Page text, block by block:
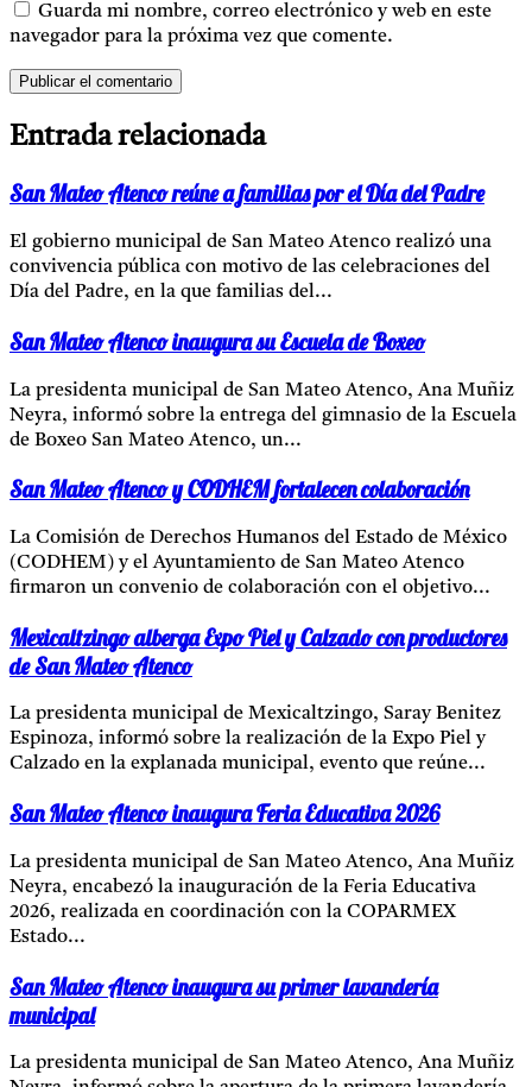
Guarda mi nombre, correo electrónico y web en este
navegador para la próxima vez que comente.
Entrada relacionada
San Mateo Atenco reúne a familias por el Día del Padre
El gobierno municipal de San Mateo Atenco realizó una
convivencia pública con motivo de las celebraciones del
Día del Padre, en la que familias del...
San Mateo Atenco inaugura su Escuela de Boxeo
La presidenta municipal de San Mateo Atenco, Ana Muñiz
Neyra, informó sobre la entrega del gimnasio de la Escuela
de Boxeo San Mateo Atenco, un...
San Mateo Atenco y CODHEM fortalecen colaboración
La Comisión de Derechos Humanos del Estado de México
(CODHEM) y el Ayuntamiento de San Mateo Atenco
firmaron un convenio de colaboración con el objetivo...
Mexicaltzingo alberga Expo Piel y Calzado con productores
de San Mateo Atenco
La presidenta municipal de Mexicaltzingo, Saray Benitez
Espinoza, informó sobre la realización de la Expo Piel y
Calzado en la explanada municipal, evento que reúne...
San Mateo Atenco inaugura Feria Educativa 2026
La presidenta municipal de San Mateo Atenco, Ana Muñiz
Neyra, encabezó la inauguración de la Feria Educativa
2026, realizada en coordinación con la COPARMEX
Estado...
San Mateo Atenco inaugura su primer lavandería
municipal
La presidenta municipal de San Mateo Atenco, Ana Muñiz